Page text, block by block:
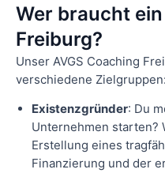
Wer braucht
Freiburg?
Unser AVGS Coaching
verschiedene Zielgruppen:
Existenzgründer: Du
Unternehmen starten?
Erstellung eines
Finanzierung und der